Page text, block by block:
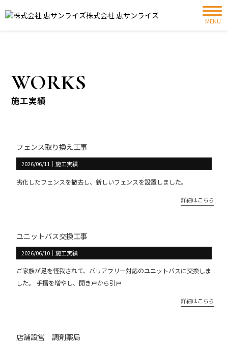
株式会社 恵サンライズ
MENU
WORKS
施工実績
フェンス取り換え工事
2026/06/11 ｜施工実績
劣化したフェンスを撤去し、新しいフェンスを設置しました。
詳細はこちら
ユニットバス交換工事
2026/06/10 ｜施工実績
ご家族が足を怪我されて、バリアフリー対応のユニットバスに交換しま
した。 手摺を増やし、開き戸から引戸
詳細はこちら
店舗設営 調剤薬局